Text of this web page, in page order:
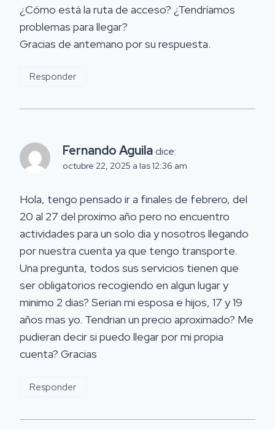
¿Cómo está la ruta de acceso? ¿Tendríamos
problemas para llegar?
Gracias de antemano por su respuesta.
Responder
Fernando Aguila dice:
octubre 22, 2025 a las 12:36 am
Hola, tengo pensado ir a finales de febrero, del
20 al 27 del proximo año pero no encuentro
actividades para un solo dia y nosotros llegando
por nuestra cuenta ya que tengo transporte.
Una pregunta, todos sus servicios tienen que
ser obligatorios recogiendo en algun lugar y
minimo 2 dias? Serian mi esposa e hijos, 17 y 19
años mas yo. Tendrian un precio aproximado? Me
pudieran decir si puedo llegar por mi propia
cuenta? Gracias
Responder